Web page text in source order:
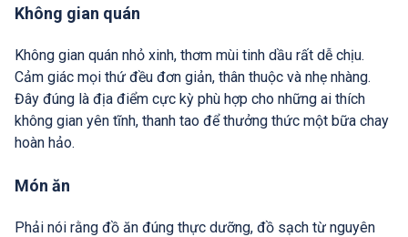
Không gian quán
Không gian quán nhỏ xinh, thơm mùi tinh dầu rất dễ chịu.
Cảm giác mọi thứ đều đơn giản, thân thuộc và nhẹ nhàng.
Đây đúng là địa điểm cực kỳ phù hợp cho những ai thích
không gian yên tĩnh, thanh tao để thưởng thức một bữa chay
hoàn hảo.
Món ăn
Phải nói rằng đồ ăn đúng thực dưỡng, đồ sạch từ nguyên